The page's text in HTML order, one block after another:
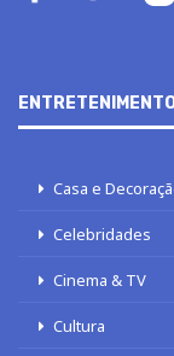
Casa e
Celebridades
Cinema & TV
Cultura